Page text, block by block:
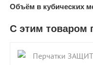
Объём в кубических
С этим товаром